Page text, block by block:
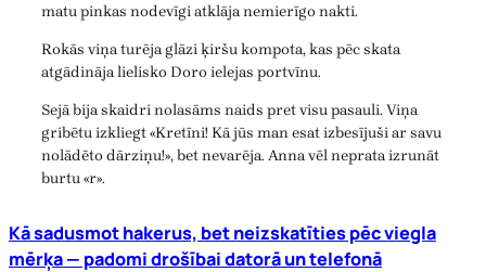
matu pinkas nodevīgi atklāja nemierīgo nakti.
Rokās viņa turēja glāzi ķiršu kompota, kas pēc skata
atgādināja lielisko Doro ielejas portvīnu.
Sejā bija skaidri nolasāms naids pret visu pasauli. Viņa
gribētu izkliegt «Kretīni! Kā jūs man esat izbesījuši ar savu
nolādēto dārziņu!», bet nevarēja. Anna vēl neprata izrunāt
burtu «r».
Kā sadusmot hakerus, bet neizskatīties pēc viegla
mērķa — padomi drošībai datorā un telefonā